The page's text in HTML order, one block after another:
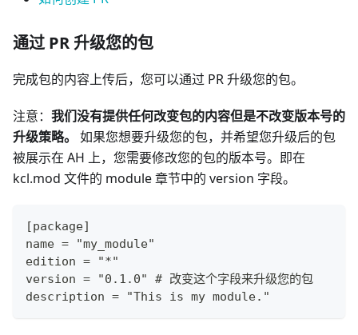
通过 PR 升级您的包
完成包的内容上传后，您可以通过 PR 升级您的包。
注意： 我们没有提供任何改变包的内容但是不改变版本号的
升级策略。 如果您想要升级您的包，并希望您升级后的包
被展示在 AH 上，您需要修改您的包的版本号。即在
kcl.mod 文件的 module 章节中的 version 字段。
[package]
name = "my_module"
edition = "*"
version = "0.1.0" # 改变这个字段来升级您的包
description = "This is my module."